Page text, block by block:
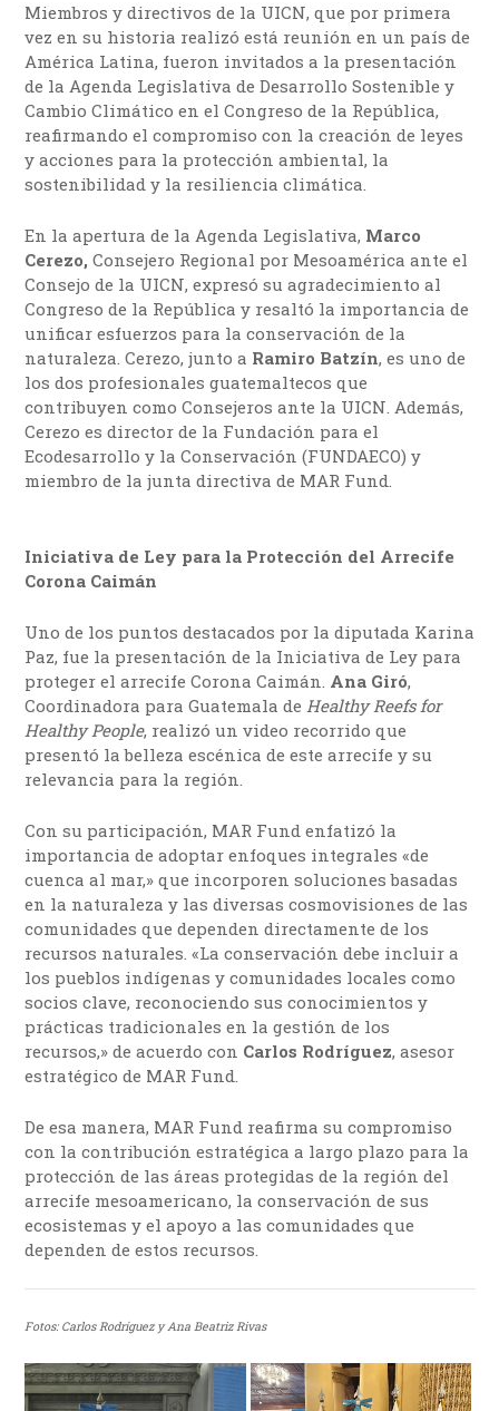
Miembros y directivos de la UICN, que por primera
vez en su historia realizó está reunión en un país de
América Latina, fueron invitados a la presentación
de la Agenda Legislativa de Desarrollo Sostenible y
Cambio Climático en el Congreso de la República,
reafirmando el compromiso con la creación de leyes
y acciones para la protección ambiental, la
sostenibilidad y la resiliencia climática.
En la apertura de la Agenda Legislativa, Marco
Cerezo, Consejero Regional por Mesoamérica ante el
Consejo de la UICN, expresó su agradecimiento al
Congreso de la República y resaltó la importancia de
unificar esfuerzos para la conservación de la
naturaleza. Cerezo, junto a Ramiro Batzín, es uno de
los dos profesionales guatemaltecos que
contribuyen como Consejeros ante la UICN. Además,
Cerezo es director de la Fundación para el
Ecodesarrollo y la Conservación (FUNDAECO) y
miembro de la junta directiva de MAR Fund.
Iniciativa de Ley para la Protección del Arrecife
Corona Caimán
Uno de los puntos destacados por la diputada Karina
Paz, fue la presentación de la Iniciativa de Ley para
proteger el arrecife Corona Caimán. Ana Giró,
Coordinadora para Guatemala deHealthy Reefs for
Healthy People, realizó un video recorrido que
presentó la belleza escénica de este arrecife y su
relevancia para la región.
Con su participación, MAR Fund enfatizó la
importancia de adoptar enfoques integrales «de
cuenca al mar,» que incorporen soluciones basadas
en la naturaleza y las diversas cosmovisiones de las
comunidades que dependen directamente de los
recursos naturales. «La conservación debe incluir a
los pueblos indígenas y comunidades locales como
socios clave, reconociendo sus conocimientos y
prácticas tradicionales en la gestión de los
recursos,» de acuerdo con Carlos Rodríguez, asesor
estratégico de MAR Fund.
De esa manera, MAR Fund reafirma su compromiso
con la contribución estratégica a largo plazo para la
protección de las áreas protegidas de la región del
arrecife mesoamericano, la conservación de sus
ecosistemas y el apoyo a las comunidades que
dependen de estos recursos.
Fotos: Carlos Rodríguez y Ana Beatriz Rivas